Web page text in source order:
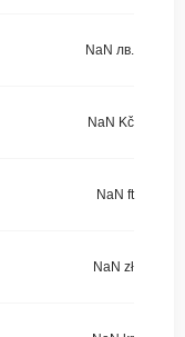
NaN лв.
NaN Kč
NaN ft
NaN zł